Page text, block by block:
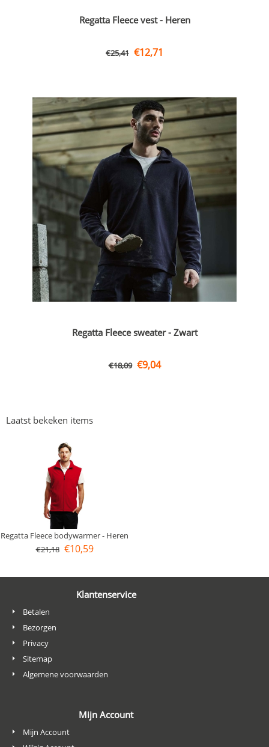
Regatta Fleece vest - Heren
€25,41 €12,71
Regatta Fleece sweater - Zwart
€18,09 €9,04
Laatst bekeken items
Regatta Fleece bodywarmer - Heren
€21,18 €10,59
Klantenservice
Betalen
Bezorgen
Privacy
Sitemap
Algemene voorwaarden
Mijn Account
Mijn Account